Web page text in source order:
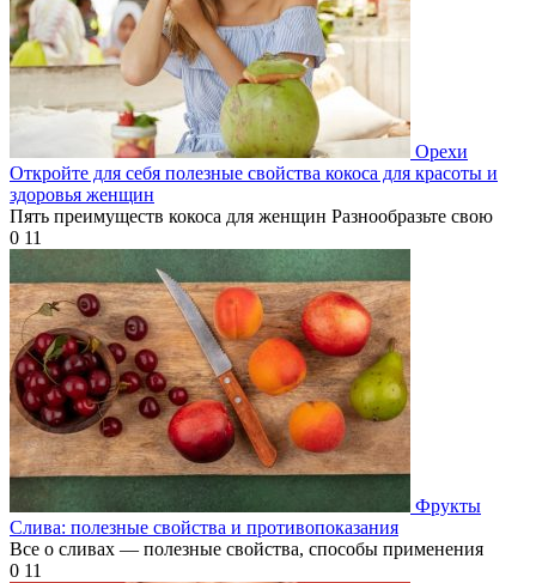
Орехи
Откройте для себя полезные свойства кокоса для красоты и
здоровья женщин
Пять преимуществ кокоса для женщин Разнообразьте свою
0 11
Фрукты
Слива: полезные свойства и противопоказания
Все о сливах — полезные свойства, способы применения
0 11